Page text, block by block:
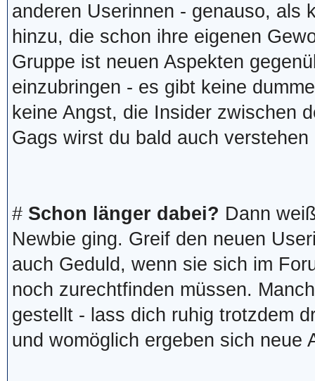
anderen Userinnen - genauso, als
hinzu, die schon ihre eigenen
Gruppe ist neuen Aspekten
einzubringen - es gibt keine
keine Angst, die Insider zwischen
Gags wirst du bald auch
# Schon länger dabei? Dann
Newbie ging. Greif den neuen
auch Geduld, wenn sie sich im
noch zurechtfinden müssen.
gestellt - lass dich ruhig trotzdem
und womöglich ergeben sich neue